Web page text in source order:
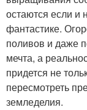
остаются если и
фантастике.
поливов и даже
мечта, а
придется не
пересмотреть
земледелия.